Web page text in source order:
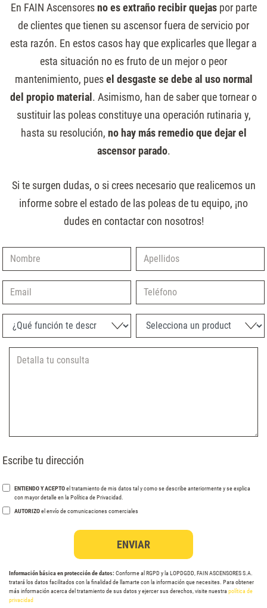
En FAIN Ascensoresno es extraño recibir quejas por parte
de clientes que tienen su ascensor fuera de servicio por
esta razón. En estos casos hay que explicarles que llegar a
esta situación no es fruto de un mejor o peor
mantenimiento, puesel desgaste se debe al uso normal
del propio material. Asimismo, han de saber que tornear o
sustituir las poleas constituye una operación rutinaria y,
hasta su resolución, no hay más remedio que dejar el
ascensor parado.
Si te surgen dudas, o si crees necesario que realicemos un
informe sobre el estado de las poleas de tu equipo, ¡no
dudes en contactar con nosotros!
Nombre Apellidos
Email Teléfono
¿Qué función te describe mejor? Selecciona un producto
Escribe tu dirección
ENTIENDO Y ACEPTOel tratamiento de mis datos tal y como se describe anteriormente y se explica
con mayor detalle en la Política de Privacidad.
AUTORIZOel envío de comunicaciones comerciales
Información básica en protección de datos: Conforme al RGPD y la LOPDGDD, FAIN ASCENSORES S.A.
tratará los datos facilitados con la finalidad de llamarte con la información que necesites. Para obtener
más información acerca del tratamiento de sus datos y ejercer sus derechos, visite nuestra política de
privacidad